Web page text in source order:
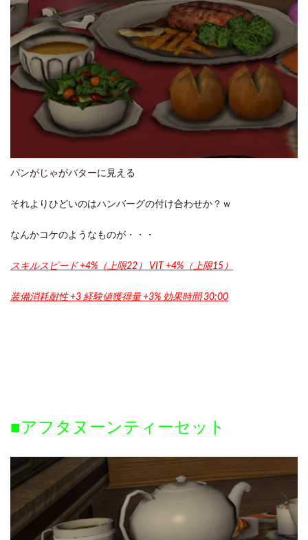
パンがじゃがバターに見える
それよりひどいのはハンバーグの付け合わせか？ｗ
なんかコケのようなものが・・・
スキルスピード +4%（上限22） VIT +4%（上限15）
装備消耗耐性 +3 経験値獲得量 +3% 効果時間 30:00
■アフタヌーンティーセット